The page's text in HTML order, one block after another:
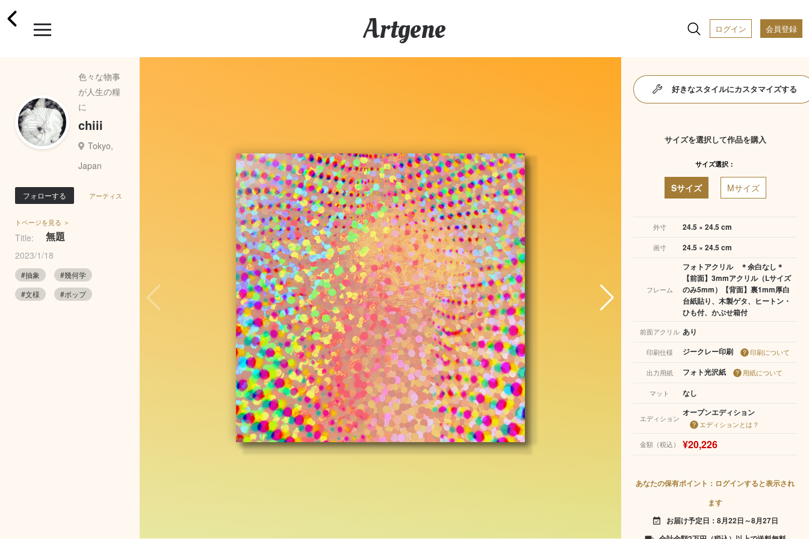
Artgene ログイン 会員登録
色々な物事
が人生の糧
に
chiii
Tokyo,
Japan
フォローする アーティス
トページを見る ＞
Title: 無題
2023/1/18
#抽象
#幾何学
#文様
#ポップ
好きなスタイルにカスタマイズする
サイズを選択して作品を購入
サイズ選択：
Sサイズ Mサイズ
外寸 24.5 × 24.5 cm
画寸 24.5 × 24.5 cm
フレーム
フォトアクリル ＊余白なし＊
【前面】3mmアクリル（Lサイズ
のみ5mm）【背面】裏1mm厚白
台紙貼り、木製ゲタ、ヒートン・
ひも付、かぶせ箱付
前面アクリル あり
印刷仕様 ジークレー印刷 印刷について
出力用紙 フォト光沢紙 用紙について
マット なし
エディション
オープンエディション
エディションとは？
金額（税込） ¥20,226
あなたの保有ポイント：ログインすると表示され
ます
event_available お届け予定日：8月22日～8月27日